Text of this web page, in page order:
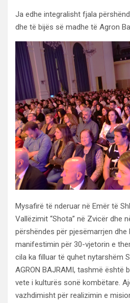
Ja edhe integralisht fjala
dhe të bijës së madhe të Agron
Mysafirë të nderuar në Emër të
Vallëzimit “Shota” në Zvicër dhe
përshëndes për pjesëmarrjen dhe
manifestimin për 30-vjetorin e
cila ka filluar të quhet nytarshëm
AGRON BAJRAMI, tashmë është
vete i kulturës sonë kombëtare.
vazhdimisht për realizimin e